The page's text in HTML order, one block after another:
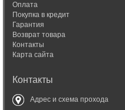
Оплата
Покупка в кредит
Гарантия
Возврат товара
Контакты
Карта сайта
Контакты
Адрес и схема прохода